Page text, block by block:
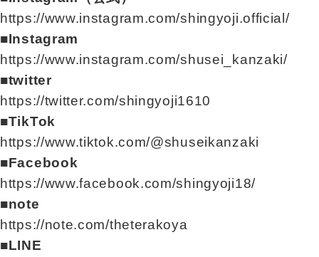
https://www.instagram.com/shingyoji.official/
■Instagram
https://www.instagram.com/shusei_kanzaki/
■twitter
https://twitter.com/shingyoji1610
■TikTok
https://www.tiktok.com/@shuseikanzaki
■Facebook
https://www.facebook.com/shingyoji18/
■note
https://note.com/theterakoya
■LINE